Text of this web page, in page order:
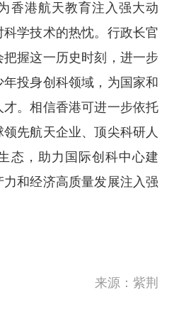
香港航天教育注入强大动
学技术的热忱。行政长官
握这一历史时刻，进一步
投身创科领域，为国家和
。相信香港可进一步依托
先航天企业、顶尖科研人
态，助力国际创科中心建
和经济高质量发展注入强
来源：紫荆
考察队“雪
举办逾100